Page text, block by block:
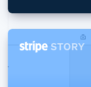
Mexique
English
Nouvelle-Zélande